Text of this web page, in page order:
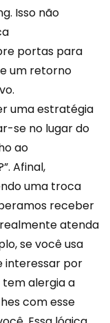
Isso não
portas para
um retorno
umaestratégia
se no lugar do
ao
Afinal,
uma troca
receber
atenda
se você usa
interessar por
tem alergia a
com esse